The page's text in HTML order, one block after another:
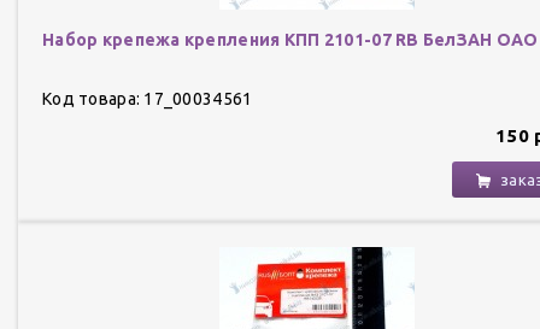
Набор крепежа крепления КПП 2101-07 RB БелЗАН ОАО
Код товара: 17_00034561
150